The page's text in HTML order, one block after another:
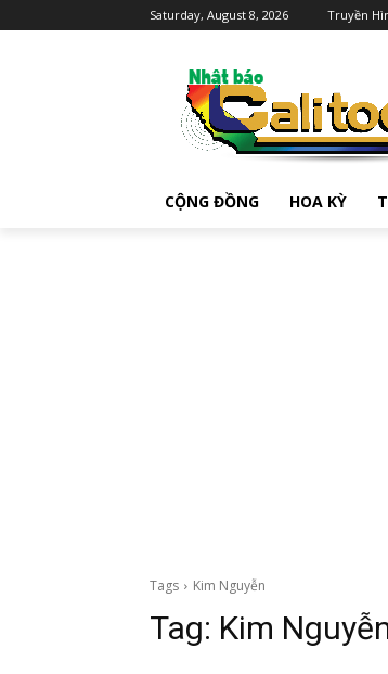
Saturday, August 8, 2026 Truyền
CỘNG ĐỒNG HOA KỲ
Tags Kim Nguyễn
Tag: Kim